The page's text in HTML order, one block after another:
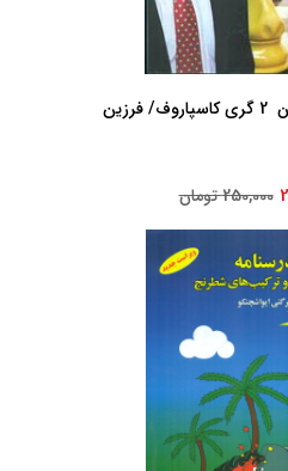
250,000 تومان